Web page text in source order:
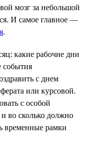
мозг за небольшой
И самое главное —
.
какие рабочие дни
события
с днем
или курсовой.
с особой
во сколько должно
временные рамки